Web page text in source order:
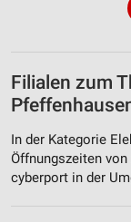
Filialen zum
In der Kategorie
Öffnungszeiten
cyberport in der